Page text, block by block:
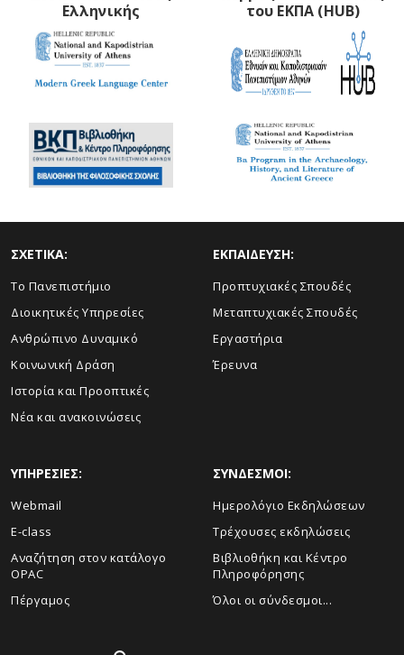
Ελληνικής
του ΕΚΠΑ (HUB)
ΣΧΕΤΙΚΑ:
Το Πανεπιστήμιο
Διοικητικές Υπηρεσίες
Ανθρώπινο Δυναμικό
Κοινωνική Δράση
Ιστορία και Προοπτικές
Νέα και ανακοινώσεις
ΕΚΠΑΙΔΕΥΣΗ:
Προπτυχιακές Σπουδές
Μεταπτυχιακές Σπουδές
Εργαστήρια
Έρευνα
ΥΠΗΡΕΣΙΕΣ:
Webmail
E-class
Αναζήτηση στον κατάλογο
OPAC
Πέργαμος
ΣΥΝΔΕΣΜΟΙ:
Ημερολόγιο Εκδηλώσεων
Τρέχουσες εκδηλώσεις
Βιβλιοθήκη και Κέντρο
Πληροφόρησης
Όλοι οι σύνδεσμοι...